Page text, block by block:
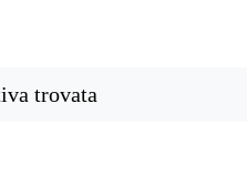
trovata